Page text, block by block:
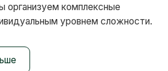
организуем комплексные
уровнем сложности.